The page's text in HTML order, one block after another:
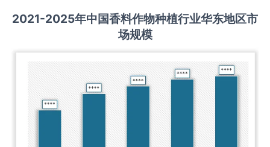
2021-2025年中国香料作物种植行业华东地区市
场规模